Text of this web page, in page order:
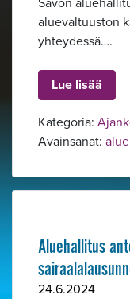
aluevaltuuston
yhteydessä….
Lue lisää
Kategoria:
Avainsanat:
Aluehallitus
24.6.2024